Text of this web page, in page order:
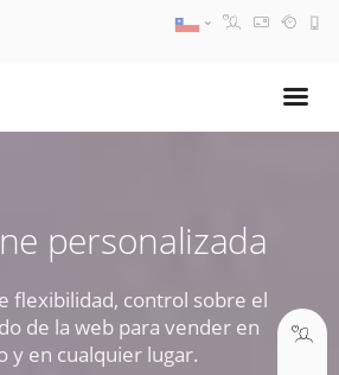
personalizada
flexibilidad, control sobre el
de la web para vender en
y en cualquier lugar.
AM A 18:30 PM